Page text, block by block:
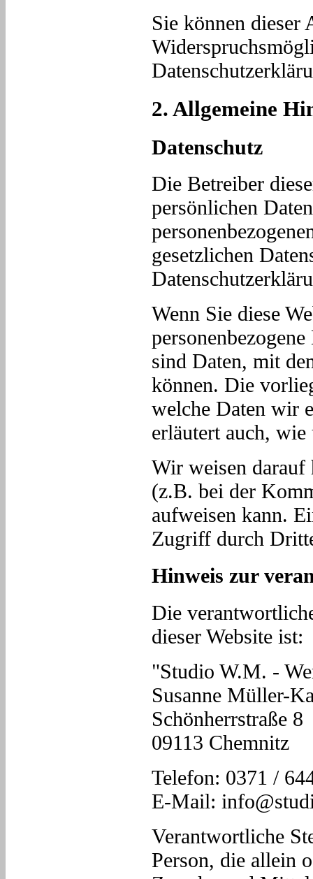
Sie können dieser
2. Allgemeine
Datenschutz
Die Betreiber
persönlichen
gesetzlichen
Wenn Sie diese
sind Daten, mit
können. Die
welche Daten wir
erläutert auch,
Wir weisen darauf
(z.B. bei der
aufweisen kann.
Zugriff durch
Hinweis zur
Die
dieser Website ist:
"Studio W.M. -
Susanne Müller-
Schönherrstraße 8
09113 Chemnitz
Telefon: 0371 /
E-Mail:
Verantwortliche
Person, die allein